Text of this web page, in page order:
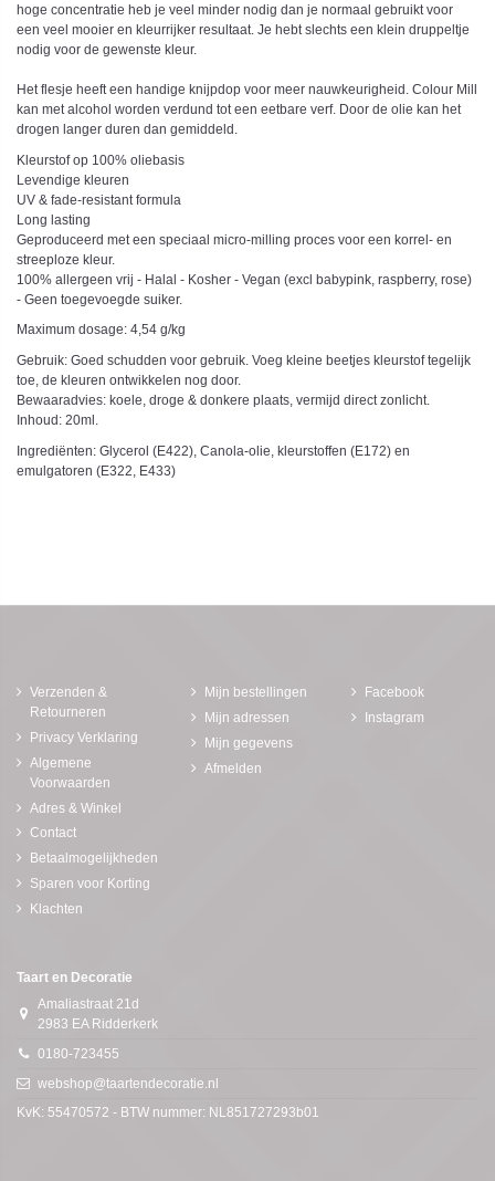
hoge concentratie heb je veel minder nodig dan je normaal gebruikt voor
een veel mooier en kleurrijker resultaat. Je hebt slechts een klein druppeltje
nodig voor de gewenste kleur.
Het flesje heeft een handige knijpdop voor meer nauwkeurigheid. Colour Mill
kan met alcohol worden verdund tot een eetbare verf. Door de olie kan het
drogen langer duren dan gemiddeld.
Kleurstof op 100% oliebasis
Levendige kleuren
UV & fade-resistant formula
Long lasting
Geproduceerd met een speciaal micro-milling proces voor een korrel- en
streeploze kleur.
100% allergeen vrij - Halal - Kosher - Vegan (excl babypink, raspberry, rose)
- Geen toegevoegde suiker.
Maximum dosage: 4,54 g/kg
Gebruik: Goed schudden voor gebruik. Voeg kleine beetjes kleurstof tegelijk
toe, de kleuren ontwikkelen nog door.
Bewaaradvies: koele, droge & donkere plaats, vermijd direct zonlicht.
Inhoud: 20ml.
Ingrediënten: Glycerol (E422), Canola-olie, kleurstoffen (E172) en
emulgatoren (E322, E433)
Verzenden &
Retourneren
Privacy Verklaring
Algemene
Voorwaarden
Adres & Winkel
Contact
Betaalmogelijkheden
Sparen voor Korting
Klachten
Mijn bestellingen
Mijn adressen
Mijn gegevens
Afmelden
Facebook
Instagram
Taart en Decoratie
Amaliastraat 21d
2983 EA Ridderkerk
0180-723455
webshop@taartendecoratie.nl
KvK: 55470572 - BTW nummer: NL851727293b01